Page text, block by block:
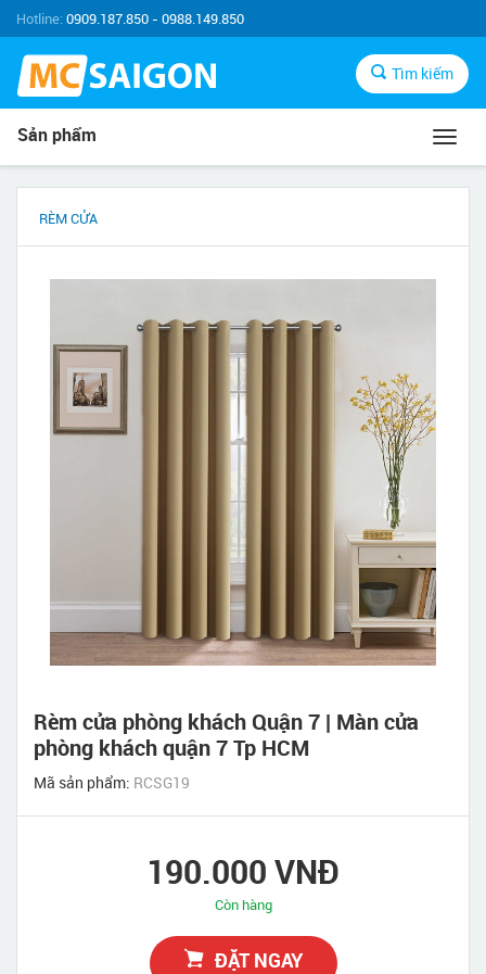
Hotline:0909.187.850 - 0988.149.850
Tìm kiếm
Sản phẩm
RÈM CỬA
Rèm cửa phòng khách Quận 7 | Màn cửa
phòng khách quận 7 Tp HCM
Mã sản phẩm: RCSG19
190.000 VNĐ
Còn hàng
ĐẶT NGAY